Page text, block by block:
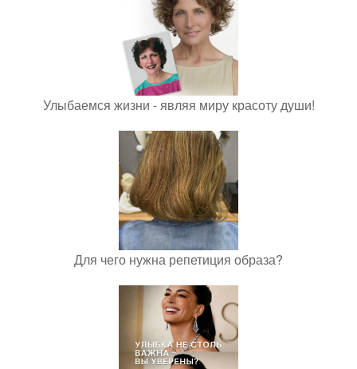
Улыбаемся жизни - являя миру красоту души!
Для чего нужна репетиция образа?